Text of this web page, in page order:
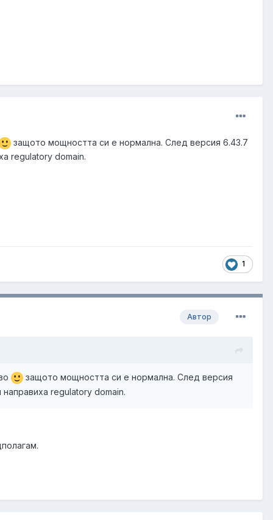
защото мощността си е нормална. След версия 6.43.7
regulatory domain.
1
Автор
защото мощността си е нормална. След версия
regulatory domain.